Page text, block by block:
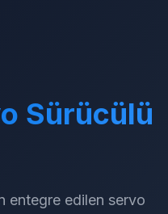
Sürücülü
entegre edilen servo